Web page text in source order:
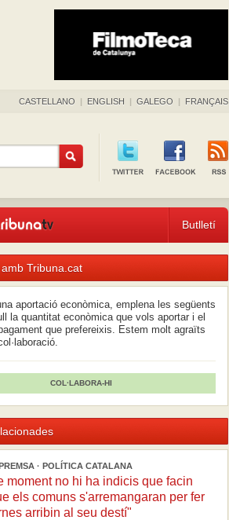
CASTELLANO | ENGLISH | GALEGO | FRANÇAIS
Butlletí
Tribuna.cat
aportació econòmica, emplena les següents
la quantitat econòmica que vols aportar i el
que prefereixis. Estem molt agraïts
COL·LABORA-HI
· POLÍTICA CATALANA
moment no hi ha indicis que facin
els comuns s'arremangaran per fer
arribin al seu destí"